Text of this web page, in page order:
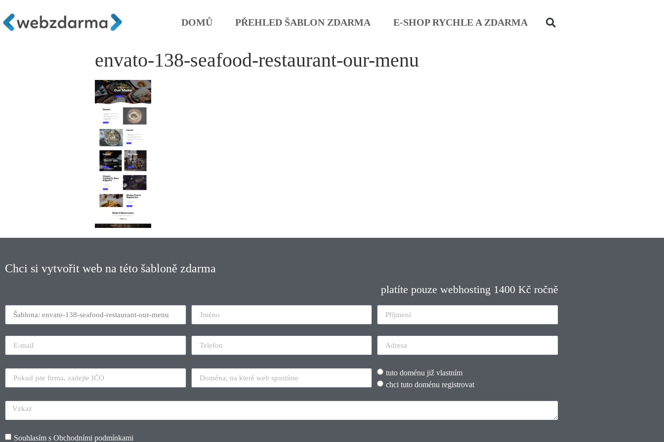
DOMŮ PŘEHLED ŠABLON ZDARMA E-SHOP RYCHLE A ZDARMA
envato-138-seafood-restaurant-our-menu
Chci si vytvořit web na této šabloně zdarma
platíte pouze webhosting 1400 Kč ročně
tuto doménu již vlastním
chci tuto doménu registrovat
Souhlasím s Obchodními podmínkami